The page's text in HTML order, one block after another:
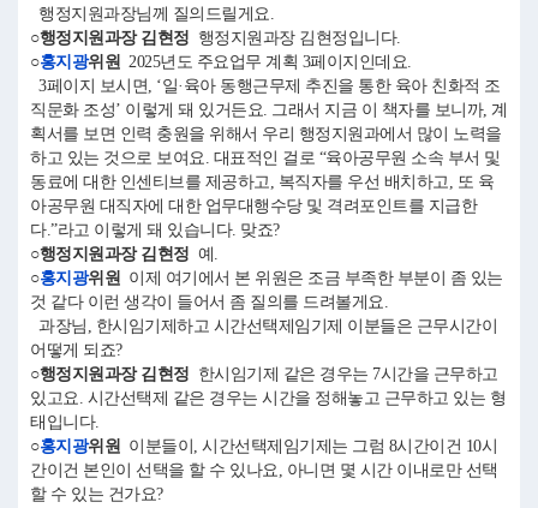
행정지원과장님께 질의드릴게요.
○행정지원과장 김현정 행정지원과장 김현정입니다.
○홍지광위원 2025년도 주요업무 계획 3페이지인데요.
3페이지 보시면, ‘일·육아 동행근무제 추진을 통한 육아 친화적 조
직문화 조성’ 이렇게 돼 있거든요. 그래서 지금 이 책자를 보니까, 계
획서를 보면 인력 충원을 위해서 우리 행정지원과에서 많이 노력을
하고 있는 것으로 보여요. 대표적인 걸로 “육아공무원 소속 부서 및
동료에 대한 인센티브를 제공하고, 복직자를 우선 배치하고, 또 육
아공무원 대직자에 대한 업무대행수당 및 격려포인트를 지급한
다.”라고 이렇게 돼 있습니다. 맞죠?
○행정지원과장 김현정 예.
○홍지광위원 이제 여기에서 본 위원은 조금 부족한 부분이 좀 있는
것 같다 이런 생각이 들어서 좀 질의를 드려볼게요.
과장님, 한시임기제하고 시간선택제임기제 이분들은 근무시간이
어떻게 되죠?
○행정지원과장 김현정 한시임기제 같은 경우는 7시간을 근무하고
있고요. 시간선택제 같은 경우는 시간을 정해놓고 근무하고 있는 형
태입니다.
○홍지광위원 이분들이, 시간선택제임기제는 그럼 8시간이건 10시
간이건 본인이 선택을 할 수 있나요, 아니면 몇 시간 이내로만 선택
할 수 있는 건가요?